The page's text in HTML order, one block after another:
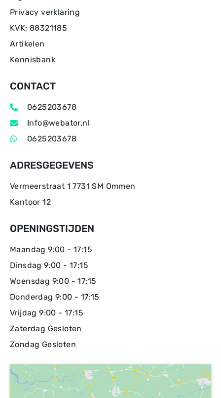
Privacy verklaring
KVK: 88321185
Artikelen
Kennisbank
CONTACT
0625203678
Info@webator.nl
0625203678
ADRESGEGEVENS
Vermeerstraat 1 7731 SM Ommen
Kantoor 12
OPENINGSTIJDEN
Maandag 9:00 - 17:15
Dinsdag 9:00 - 17:15
Woensdag 9:00 - 17:15
Donderdag 9:00 - 17:15
Vrijdag 9:00 - 17:15
Zaterdag Gesloten
Zondag Gesloten